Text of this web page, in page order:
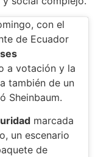
con el
de Ecuador
a votación y la
también de un
Sheinbaum.
marcada
un escenario
de